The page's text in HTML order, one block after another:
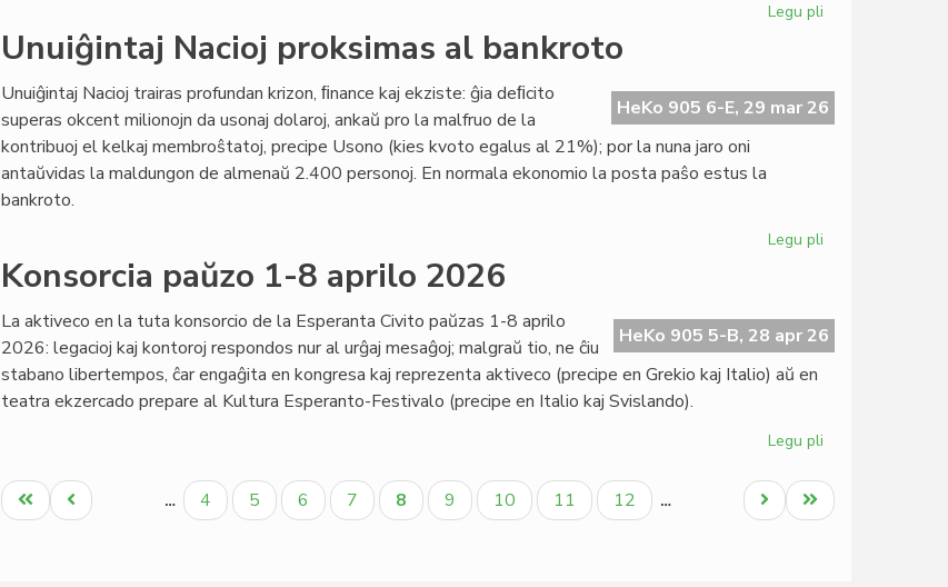
Legu pli
de
la
Unuiĝintaj Nacioj proksimas al bankroto
HeKo 905 6-E, 29 mar 26
Unuiĝintaj Nacioj trairas profundan krizon, ﬁnance kaj ekziste: ĝia deﬁcito
superas okcent milionojn da usonaj dolaroj, ankaŭ pro la malfruo de la
kontribuoj el kelkaj membroŝtatoj, precipe Usono (kies kvoto egalus al 21%); por la nuna jaro oni
antaŭvidas la maldungon de almenaŭ 2.400 personoj. En normala ekonomio la posta paŝo estus la
bankroto.
Legu pli
al
bankroto
Konsorcia paŭzo 1-8 aprilo 2026
HeKo 905 5-B, 28 apr 26
La aktiveco en la tuta konsorcio de la Esperanta Civito paŭzas 1-8 aprilo
2026: legacioj kaj kontoroj respondos nur al urĝaj mesaĝoj; malgraŭ tio, ne ĉiu
stabano libertempos, ĉar engaĝita en kongresa kaj reprezenta aktiveco (precipe en Grekio kaj Italio) aŭ en
teatra ekzercado prepare al Kultura Esperanto-Festivalo (precipe en Italio kaj Svislando).
Legu pli
paŭzo
1-
Pagination
Unua
paĝo
Antaŭa
paĝo
… Paĝo
4 Paĝo
5 Paĝo
6 Paĝo
7
Aktuala
paĝo
8 Paĝo
9 Paĝo
10 Paĝo
11 Paĝo
12 …
Last
page
Next
page